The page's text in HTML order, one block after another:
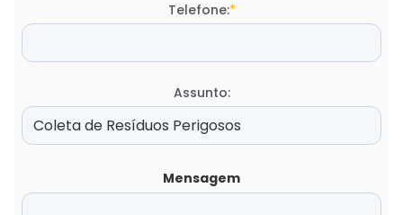
Telefone:*
Assunto:
Mensagem